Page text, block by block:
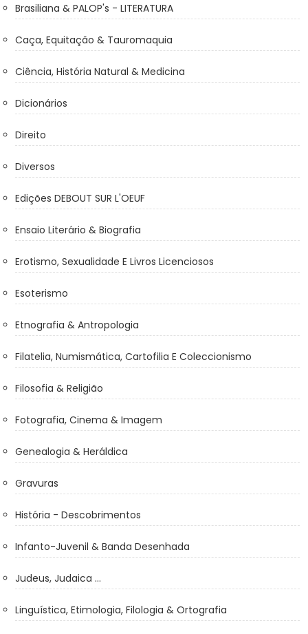
Brasiliana & PALOP's - LITERATURA
Caça, Equitação & Tauromaquia
Ciência, História Natural & Medicina
Dicionários
Direito
Diversos
Edições DEBOUT SUR L'OEUF
Ensaio Literário & Biografia
Erotismo, Sexualidade E Livros Licenciosos
Esoterismo
Etnografia & Antropologia
Filatelia, Numismática, Cartofilia E Coleccionismo
Filosofia & Religião
Fotografia, Cinema & Imagem
Genealogia & Heráldica
Gravuras
História - Descobrimentos
Infanto-Juvenil & Banda Desenhada
Judeus, Judaica ...
Linguística, Etimologia, Filologia & Ortografia